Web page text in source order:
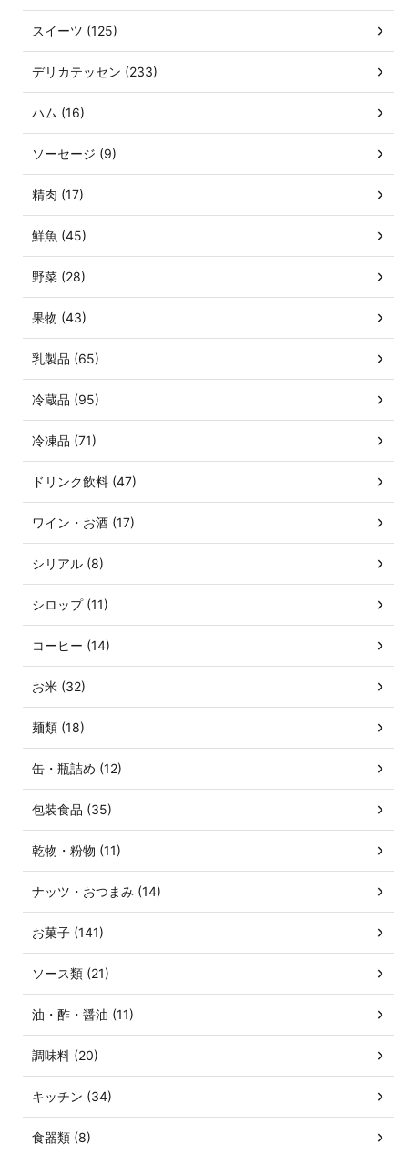
スイーツ (125)
デリカテッセン (233)
ハム (16)
ソーセージ (9)
精肉 (17)
鮮魚 (45)
野菜 (28)
果物 (43)
乳製品 (65)
冷蔵品 (95)
冷凍品 (71)
ドリンク飲料 (47)
ワイン・お酒 (17)
シリアル (8)
シロップ (11)
コーヒー (14)
お米 (32)
麺類 (18)
缶・瓶詰め (12)
包装食品 (35)
乾物・粉物 (11)
ナッツ・おつまみ (14)
お菓子 (141)
ソース類 (21)
油・酢・醤油 (11)
調味料 (20)
キッチン (34)
食器類 (8)